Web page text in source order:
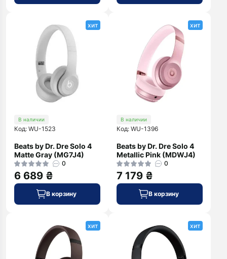
хит
В наличии
Код: WU-1523
Beats by Dr. Dre Solo 4
Matte Gray (MG7J4)
0
6 689 ₴
В корзину
хит
В наличии
Код: WU-1396
Beats by Dr. Dre Solo 4
Metallic Pink (MDWJ4)
0
7 179 ₴
В корзину
хит хит